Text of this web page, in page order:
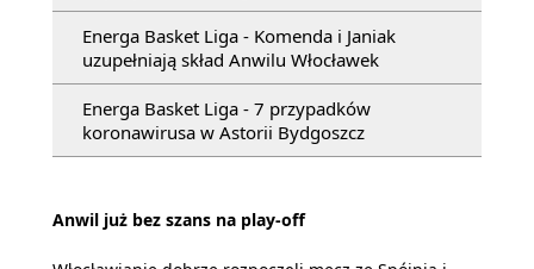
Energa Basket Liga - Komenda i Janiak
uzupełniają skład Anwilu Włocławek
Energa Basket Liga - 7 przypadków
koronawirusa w Astorii Bydgoszcz
Anwil już bez szans na play-off